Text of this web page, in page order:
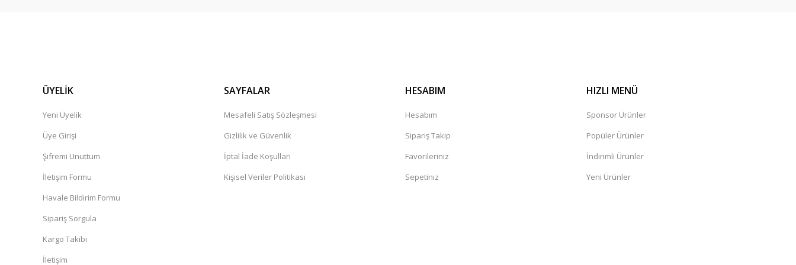
ÜYELİK
Yeni Üyelik
Üye Girişi
Şifremi Unuttum
İletişim Formu
Havale Bildirim Formu
Sipariş Sorgula
Kargo Takibi
İletişim
SAYFALAR
Mesafeli Satış Sözleşmesi
Gizlilik ve Güvenlik
İptal İade Koşullari
Kişisel Veriler Politikası
HESABIM
Hesabım
Sipariş Takip
Favorileriniz
Sepetiniz
HIZLI MENÜ
Sponsor Ürünler
Popüler Ürünler
İndirimli Ürünler
Yeni Ürünler